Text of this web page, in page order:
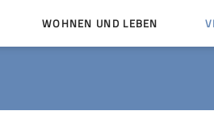
WOHNEN UND LEBEN